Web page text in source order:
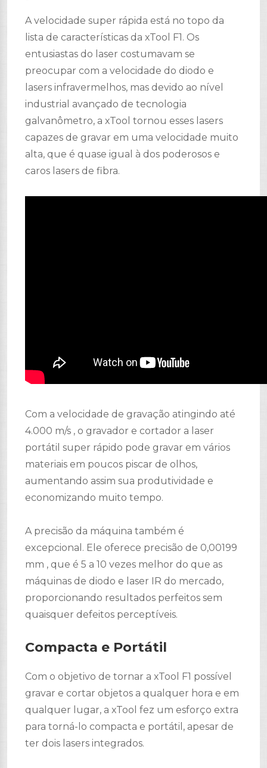
A velocidade super rápida está no topo da
lista de características da xTool F1. Os
entusiastas do laser costumavam se
preocupar com a velocidade do diodo e
lasers infravermelhos, mas devido ao nível
industrial avançado de tecnologia
galvanômetro, a xTool tornou esses lasers
capazes de gravar em uma velocidade muito
alta, que é quase igual à dos poderosos e
caros lasers de fibra.
Com a velocidade de gravação atingindo até
4.000 m/s , o gravador e cortador a laser
portátil super rápido pode gravar em vários
materiais em poucos piscar de olhos,
aumentando assim sua produtividade e
economizando muito tempo.
A precisão da máquina também é
excepcional. Ele oferece precisão de 0,00199
mm , que é 5 a 10 vezes melhor do que as
máquinas de diodo e laser IR do mercado,
proporcionando resultados perfeitos sem
quaisquer defeitos perceptíveis.
Compacta e Portátil
Com o objetivo de tornar a xTool F1 possível
gravar e cortar objetos a qualquer hora e em
qualquer lugar, a xTool fez um esforço extra
para torná-lo compacta e portátil, apesar de
ter dois lasers integrados.